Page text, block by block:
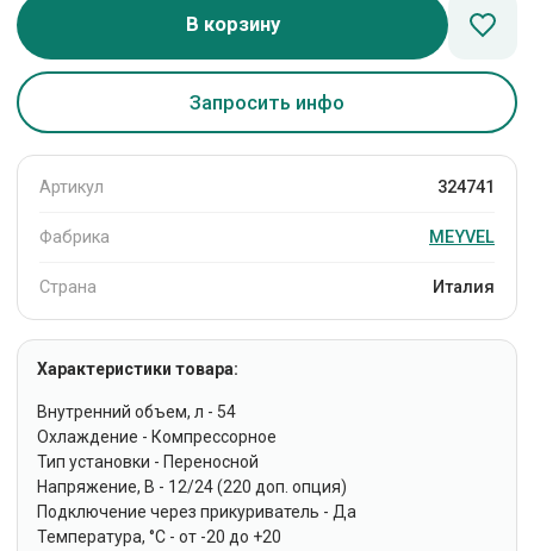
В корзину
Запросить инфо
Артикул 324741
Фабрика MEYVEL
Страна Италия
Характеристики товара:
Внутренний объем, л - 54
Охлаждение - Компрессорное
Тип установки - Переносной
Напряжение, В - 12/24 (220 доп. опция)
Подключение через прикуриватель - Да
Температура, °C - от -20 до +20